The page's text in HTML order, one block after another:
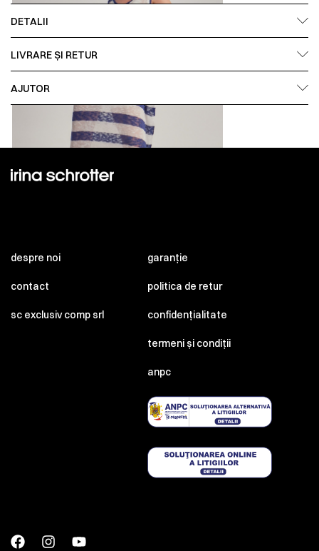
DETALII
LIVRARE ȘI RETUR
AJUTOR
despre noi
contact
sc exclusiv comp srl
garanție
politica de retur
confidențialitate
termeni și condiții
anpc